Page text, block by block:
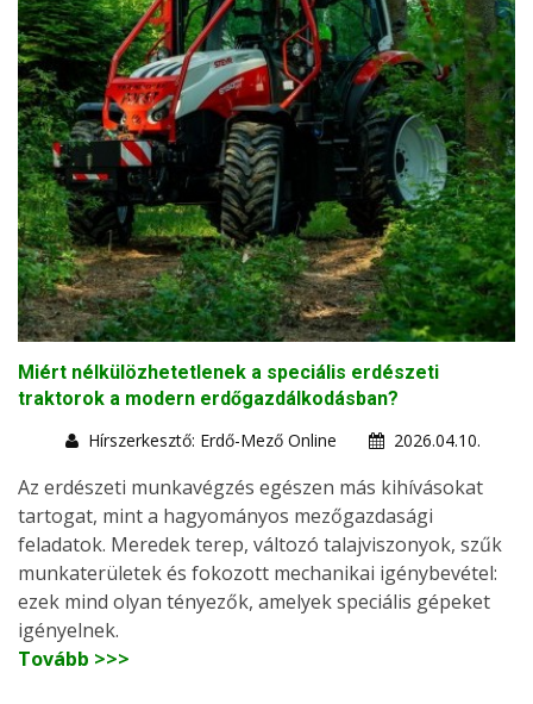
Miért nélkülözhetetlenek a speciális erdészeti
traktorok a modern erdőgazdálkodásban?
Hírszerkesztő: Erdő-Mező Online
2026.04.10.
Az erdészeti munkavégzés egészen más kihívásokat
tartogat, mint a hagyományos mezőgazdasági
feladatok. Meredek terep, változó talajviszonyok, szűk
munkaterületek és fokozott mechanikai igénybevétel:
ezek mind olyan tényezők, amelyek speciális gépeket
igényelnek.
Tovább >>>